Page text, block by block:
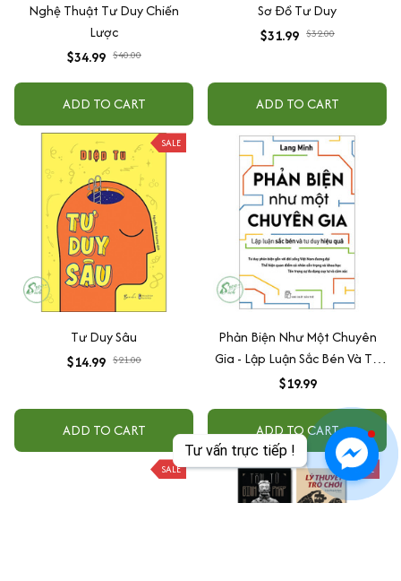
Tư vấn trực tiếp !
Nghệ Thuật Tư Duy Chiến
Lược
$34.99 $40.00
ADD TO CART
Sơ Đồ Tư Duy
$31.99 $32.00
ADD TO CART
SALE
Tư Duy Sâu
$14.99 $21.00
ADD TO CART
Phản Biện Như Một Chuyên
Gia - Lập Luận Sắc Bén Và Tư
Duy Hiệu Quả
$19.99
ADD TO CART
SALE SALE